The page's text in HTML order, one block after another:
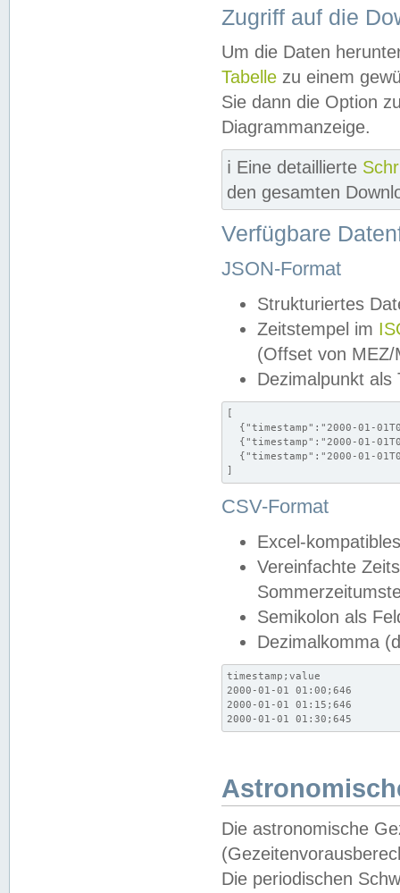
Zugriff auf die
Um die Daten
Tabelle zu einem
Sie dann die Option
Diagrammanzeige.
ℹ️ Eine detaillierte
den gesamten
Verfügbare
JSON-Format
Strukturiertes
Zeitstempel im
(Offset von MEZ/
Dezimalpunkt als
[
{"timestamp":"2000-01-
{"timestamp":"2000-01-
{"timestamp":"2000-01-
]
CSV-Format
Excel-
Vereinfachte
Semikolon als
Dezimalkomma
timestamp;value
2000-01-01 01:00;646
2000-01-01 01:15;646
2000-01-01 01:30;645
Die astronomische
Die periodischen